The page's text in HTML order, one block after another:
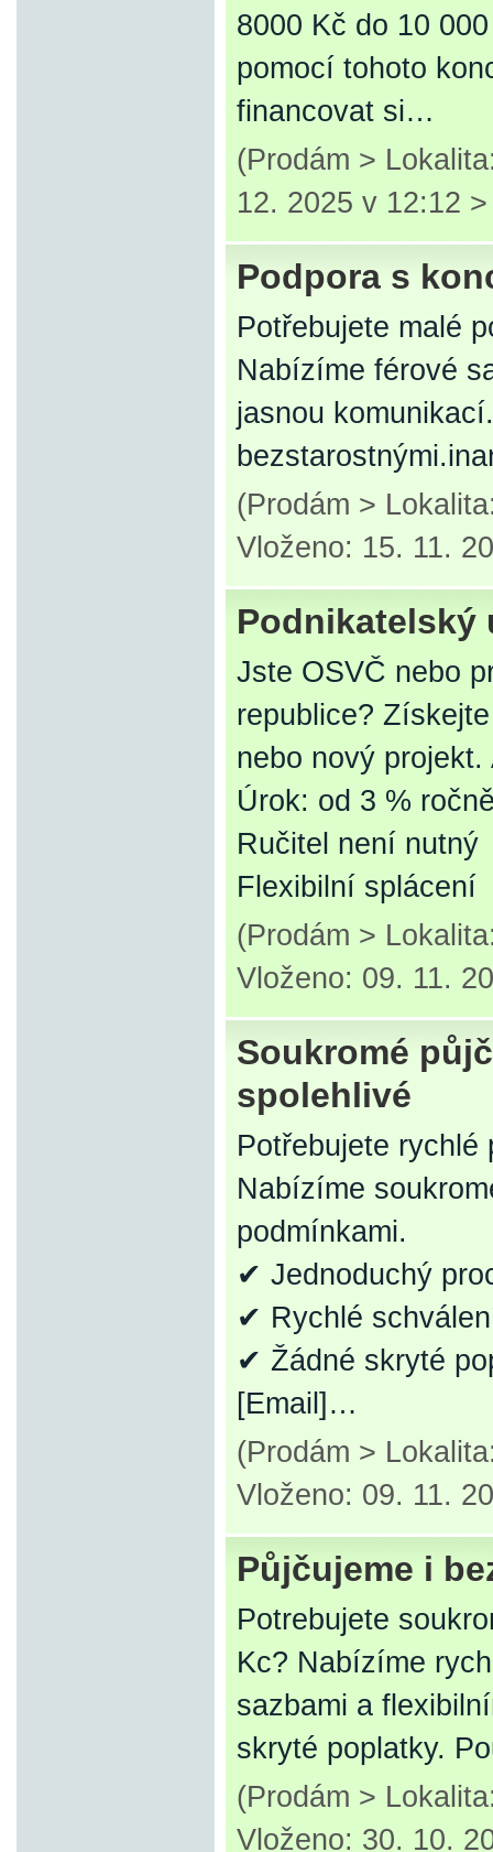
8000 Kč do 10
pomocí tohoto
financovat si…
(Prodám >
12. 2025 v 12:12
Podpora s
Potřebujete malé
Nabízíme férové
jasnou
(Prodám >
Vloženo: 15. 11.
Podnikatelský
Jste OSVČ nebo
republice?
nebo nový
Úrok: od 3 %
Ručitel není nutný
Flexibilní splácení
(Prodám >
Vloženo: 09. 11.
Soukromé
spolehlivé
Potřebujete
Nabízíme
podmínkami.
✔ Jednoduchý
✔ Rychlé
✔ Žádné skryté
[Email]…
(Prodám >
Vloženo: 09. 11.
Půjčujeme i
Potrebujete
Kc? Nabízíme
sazbami a
skryté poplatky.
(Prodám >
Vloženo: 30. 10.